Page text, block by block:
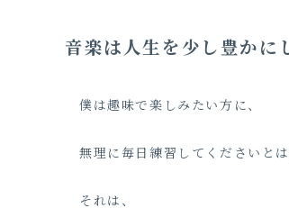
音楽は人生を少し豊かに
僕は趣味で楽しみたい方に、
無理に毎日練習してくださいとは
それは、